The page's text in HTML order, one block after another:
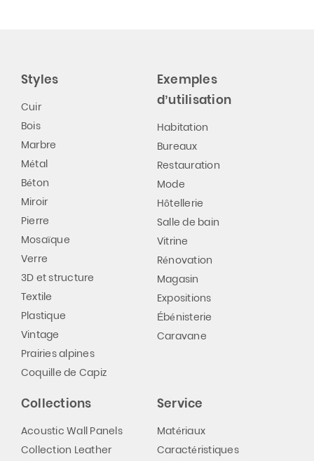
Styles
Cuir
Bois
Marbre
Métal
Béton
Miroir
Pierre
Mosaïque
Verre
3D et structure
Textile
Plastique
Vintage
Prairies alpines
Coquille de Capiz
Exemples
d’utilisation
Habitation
Bureaux
Restauration
Mode
Hôtellerie
Salle de bain
Vitrine
Rénovation
Magasin
Expositions
Ébénisterie
Caravane
Collections
Acoustic Wall Panels
Collection Leather
Service
Matériaux
Caractéristiques